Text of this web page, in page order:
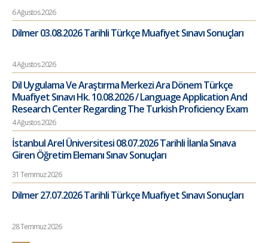
6 Ağustos 2026
Dilmer 03.08.2026 Tarihli Türkçe Muafiyet Sınavı Sonuçları
4 Ağustos 2026
Dil Uygulama Ve Araştırma Merkezi Ara Dönem Türkçe
Muafiyet Sınavı Hk. 10.08.2026 / Language Application And
Research Center Regarding The Turkish Proficiency Exam
4 Ağustos 2026
İstanbul Arel Üniversitesi 08.07.2026 Tarihli İlanla Sınava
Giren Öğretim Elemanı Sınav Sonuçları
31 Temmuz 2026
Dilmer 27.07.2026 Tarihli Türkçe Muafiyet Sınavı Sonuçları
28 Temmuz 2026